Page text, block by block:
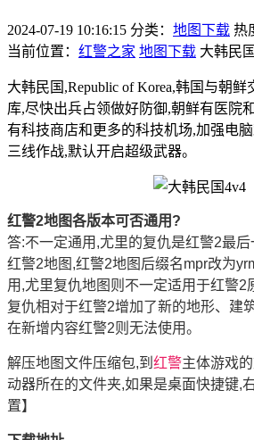
2024-07-19 10:16:15 分类： 地图下载 热
当前位置： 红警之家 地图下载 大韩民
大韩民国,Republic of Korea,韩国与朝
库,尽快出兵占领做好防御,朝鲜有医院
有科技商店和更多的科技机场,加强电
三线作战,默认开启超级武器。
红警2地图各版本可否通用?
答:不一定通用,尤里的复仇是红警2最
红警2地图,红警2地图后缀名mpr改为
用,尤里复仇地图则不一定适用于红警2
复仇相对于红警2增加了新的地形、建
在新增内容红警2则无法使用。
解压地图文件压缩包,到 红警主体游戏
动器所在的文件夹,如果是桌面快捷键,
置】